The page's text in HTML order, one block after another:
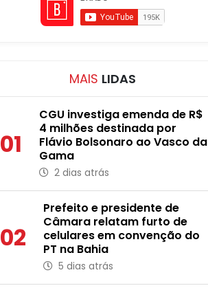
MAIS LIDAS
01
CGU investiga emenda de R$
4 milhões destinada por
Flávio Bolsonaro ao Vasco da
Gama
2 dias atrás
02
Prefeito e presidente de
Câmara relatam furto de
celulares em convenção do
PT na Bahia
5 dias atrás